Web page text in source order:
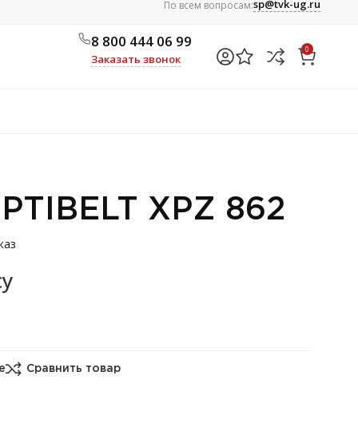
По всем вопросам:sp@tvk-ug.ru
8 800 444 06 99
Заказать звонок
0
ХРZ 862
Сравнить товар